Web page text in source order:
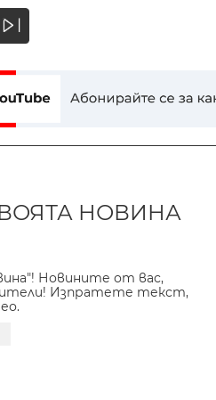
»
НОВИНА
Новините от вас,
Изпратете текст,